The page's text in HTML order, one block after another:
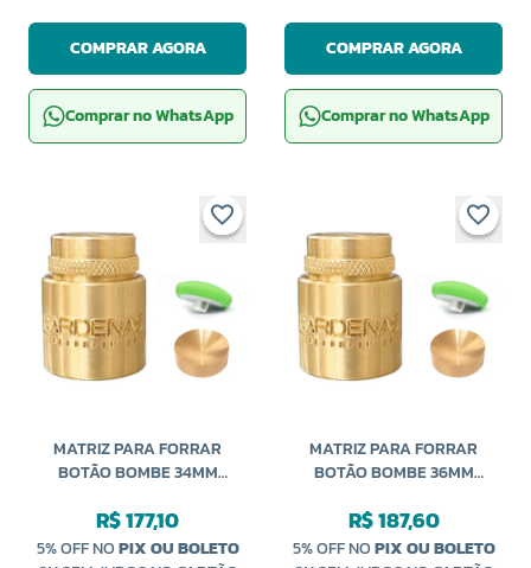
COMPRAR AGORA
Comprar no WhatsApp
COMPRAR AGORA
Comprar no WhatsApp
MATRIZ PARA FORRAR
BOTÃO BOMBE 34MM
R$ 177,10
5% OFF NOPIX OU BOLETO
MATRIZ PARA FORRAR
BOTÃO BOMBE 36MM
R$ 187,60
5% OFF NOPIX OU BOLETO